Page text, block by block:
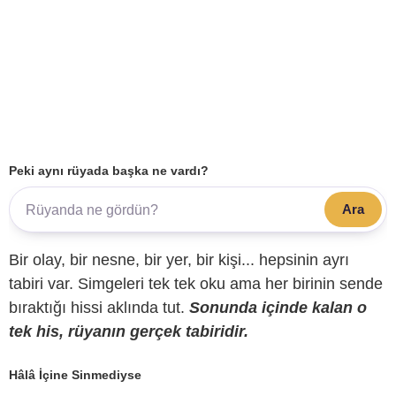
Peki aynı rüyada başka ne vardı?
Ara
Bir olay, bir nesne, bir yer, bir kişi... hepsinin ayrı
tabiri var. Simgeleri tek tek oku ama her birinin sende
bıraktığı hissi aklında tut. Sonunda içinde kalan o
tek his, rüyanın gerçek tabiridir.
Hâlâ İçine Sinmediyse